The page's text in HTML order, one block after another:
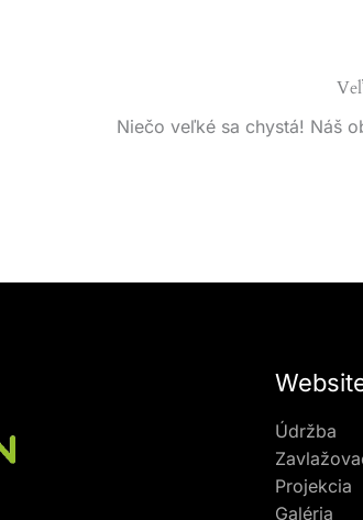
Niečo veľké sa chystá! Náš
Údržba
Projekcia
Galéria